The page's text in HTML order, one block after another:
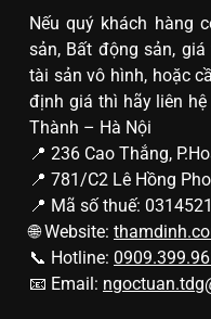
Nếu quý khách hàng
sản, Bất động sản,
tài sản vô hình, hoặc
định giá thì hãy liên
Thành – Hà Nội
📍 236 Cao Thắng,
📍 781/C2 Lê Hồng
📍 Mã số thuế:
🌐 Website:
📞 Hotline:
📧 Email: